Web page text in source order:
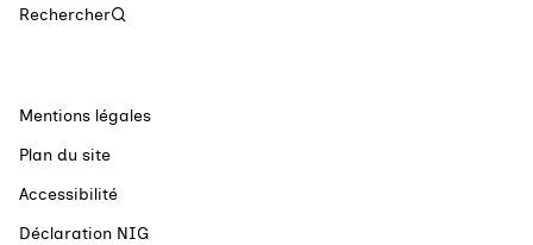
Rechercher
Mentions légales
Plan du site
Accessibilité
Déclaration NIG